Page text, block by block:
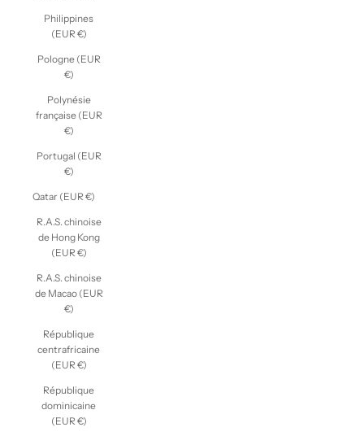
Philippines
(EUR €)
Pologne (EUR
€)
Polynésie
française (EUR
€)
Portugal (EUR
€)
Qatar (EUR €)
R.A.S. chinoise
de Hong Kong
(EUR €)
R.A.S. chinoise
de Macao (EUR
€)
République
centrafricaine
(EUR €)
République
dominicaine
(EUR €)